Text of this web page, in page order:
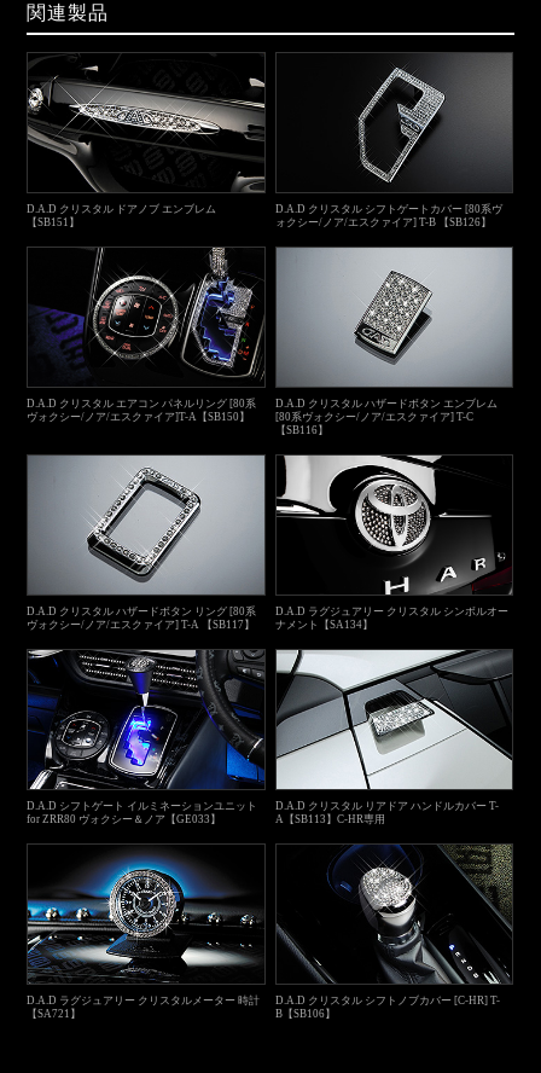
関連製品
D.A.D クリスタル ドアノブ エンブレム
【SB151】
D.A.D クリスタル シフトゲートカバー [80系ヴ
ォクシー/ノア/エスクァイア] T-B 【SB126】
D.A.D クリスタル エアコン パネルリング [80系
ヴォクシー/ノア/エスクァイア]T-A【SB150】
D.A.D クリスタル ハザードボタン エンブレム
[80系ヴォクシー/ノア/エスクァイア] T-C
【SB116】
D.A.D クリスタル ハザードボタン リング [80系
ヴォクシー/ノア/エスクァイア] T-A 【SB117】
D.A.D ラグジュアリー クリスタル シンボルオー
ナメント【SA134】
D.A.D シフトゲート イルミネーションユニット
for ZRR80 ヴォクシー＆ノア【GE033】
D.A.D クリスタル リアドア ハンドルカバー T-
A【SB113】C-HR専用
D.A.D ラグジュアリー クリスタルメーター 時計
【SA721】
D.A.D クリスタル シフトノブカバー [C-HR] T-
B【SB106】